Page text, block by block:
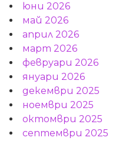
юни 2026
май 2026
април 2026
март 2026
февруари 2026
януари 2026
декември 2025
ноември 2025
октомври 2025
септември 2025